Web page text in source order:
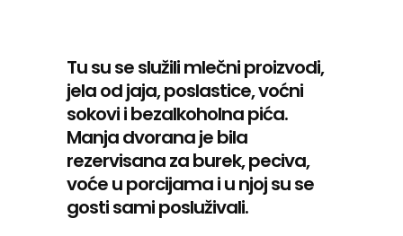
Tu su se služili mlečni proizvodi,
jela od jaja, poslastice, voćni
sokovi i bezalkoholna pića.
Manja dvorana je bila
rezervisana za burek, peciva,
voće u porcijama i u njoj su se
gosti sami posluživali.